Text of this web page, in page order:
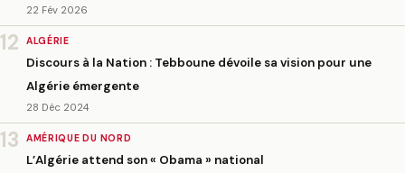
22 Fév 2026
12 ALGÉRIE
Discours à la Nation : Tebboune dévoile sa vision pour une
Algérie émergente
28 Déc 2024
13 AMÉRIQUE DU NORD
L’Algérie attend son « Obama » national